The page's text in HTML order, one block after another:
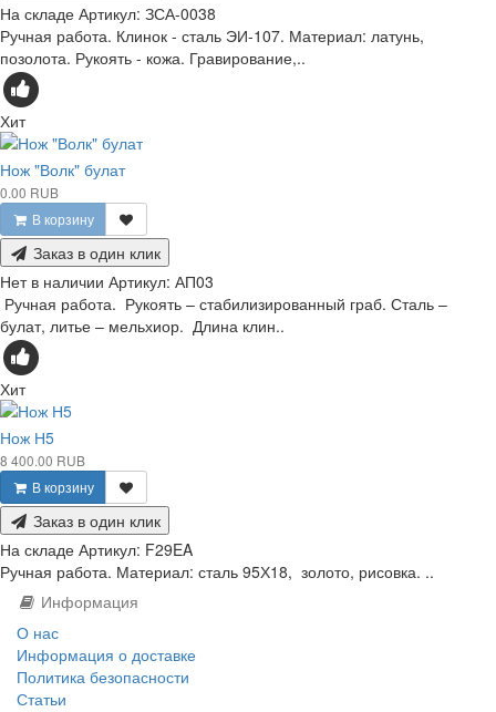
На складе Артикул: ЗСА-0038
Ручная работа. Клинок - сталь ЭИ-107. Материал: латунь,
позолота. Рукоять - кожа. Гравирование,..
Хит
Нож "Волк" булат
0.00 RUB
В корзину
Заказ в один клик
Нет в наличии Артикул: АП03
Ручная работа. Рукоять – стабилизированный граб. Сталь –
булат, литье – мельхиор. Длина клин..
Хит
Нож Н5
8 400.00 RUB
В корзину
Заказ в один клик
На складе Артикул: F29EA
Ручная работа. Материал: сталь 95Х18, золото, рисовка. ..
Информация
О нас
Информация о доставке
Политика безопасности
Статьи